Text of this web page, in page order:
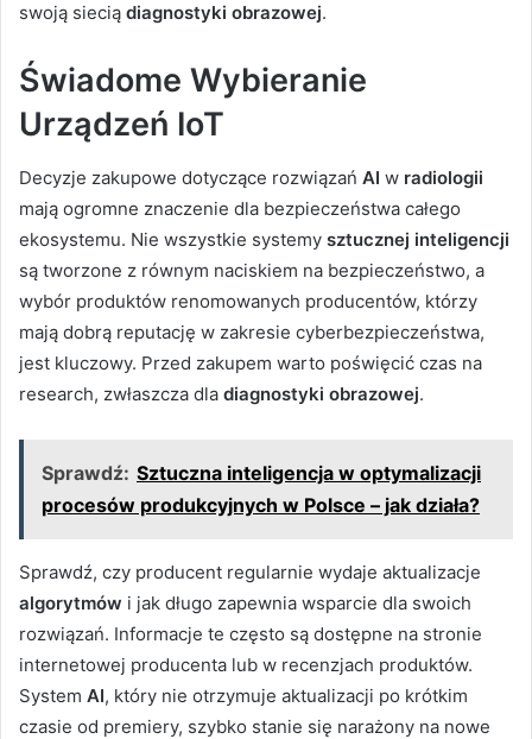
swoją siecią diagnostyki obrazowej.
Świadome Wybieranie
Urządzeń IoT
Decyzje zakupowe dotyczące rozwiązań AI w radiologii
mają ogromne znaczenie dla bezpieczeństwa całego
ekosystemu. Nie wszystkie systemy sztucznej inteligencji
są tworzone z równym naciskiem na bezpieczeństwo, a
wybór produktów renomowanych producentów, którzy
mają dobrą reputację w zakresie cyberbezpieczeństwa,
jest kluczowy. Przed zakupem warto poświęcić czas na
research, zwłaszcza dla diagnostyki obrazowej.
Sprawdź: Sztuczna inteligencja w optymalizacji
procesów produkcyjnych w Polsce – jak działa?
Sprawdź, czy producent regularnie wydaje aktualizacje
algorytmów i jak długo zapewnia wsparcie dla swoich
rozwiązań. Informacje te często są dostępne na stronie
internetowej producenta lub w recenzjach produktów.
System AI, który nie otrzymuje aktualizacji po krótkim
czasie od premiery, szybko stanie się narażony na nowe